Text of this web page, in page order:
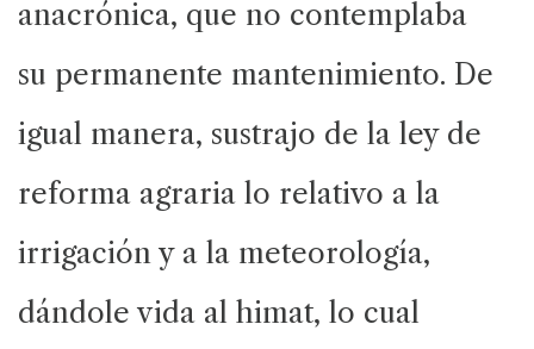
anacrónica, que no contemplaba
su permanente mantenimiento. De
igual manera, sustrajo de la ley de
reforma agraria lo relativo a la
irrigación y a la meteorología,
dándole vida al himat, lo cual